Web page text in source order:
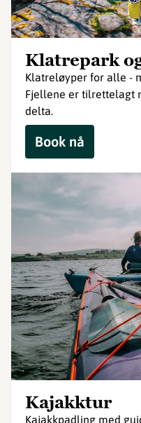
Klatrepark
Klatreløyper for alle -
Fjellene er tilrettelagt
delta.
Book nå
Kajakktur
Kajakkpadling med